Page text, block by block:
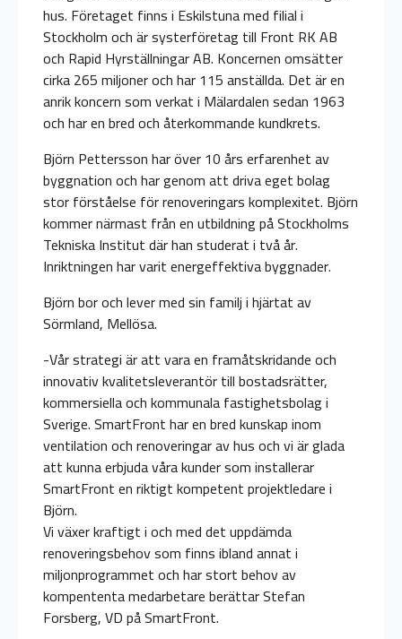
hus. Företaget finns i Eskilstuna med filial i
Stockholm och är systerföretag till Front RK AB
och Rapid Hyrställningar AB. Koncernen omsätter
cirka 265 miljoner och har 115 anställda. Det är en
anrik koncern som verkat i Mälardalen sedan 1963
och har en bred och återkommande kundkrets.
Björn Pettersson har över 10 års erfarenhet av
byggnation och har genom att driva eget bolag
stor förståelse för renoveringars komplexitet. Björn
kommer närmast från en utbildning på Stockholms
Tekniska Institut där han studerat i två år.
Inriktningen har varit energeffektiva byggnader.
Björn bor och lever med sin familj i hjärtat av
Sörmland, Mellösa.
-Vår strategi är att vara en framåtskridande och
innovativ kvalitetsleverantör till bostadsrätter,
kommersiella och kommunala fastighetsbolag i
Sverige. SmartFront har en bred kunskap inom
ventilation och renoveringar av hus och vi är glada
att kunna erbjuda våra kunder som installerar
SmartFront en riktigt kompetent projektledare i
Björn.
Vi växer kraftigt i och med det uppdämda
renoveringsbehov som finns ibland annat i
miljonprogrammet och har stort behov av
kompententa medarbetare berättar Stefan
Forsberg, VD på SmartFront.